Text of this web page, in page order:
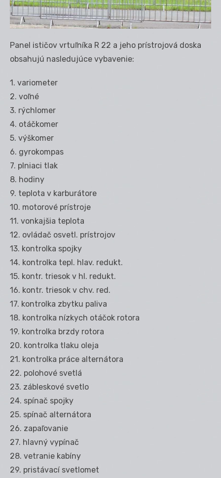
Panel ističov vrtuľníka R 22 a jeho prístrojová doska
obsahujú nasledujúce vybavenie:
1. variometer
2. voľné
3. rýchlomer
4. otáčkomer
5. výškomer
6. gyrokompas
7. plniaci tlak
8. hodiny
9. teplota v karburátore
10. motorové prístroje
11. vonkajšia teplota
12. ovládač osvetl. prístrojov
13. kontrolka spojky
14. kontrolka tepl. hlav. redukt.
15. kontr. triesok v hl. redukt.
16. kontr. triesok v chv. red.
17. kontrolka zbytku paliva
18. kontrolka nízkych otáčok rotora
19. kontrolka brzdy rotora
20. kontrolka tlaku oleja
21. kontrolka práce alternátora
22. polohové svetlá
23. zábleskové svetlo
24. spínač spojky
25. spínač alternátora
26. zapaľovanie
27. hlavný vypínač
28. vetranie kabíny
29. pristávací svetlomet